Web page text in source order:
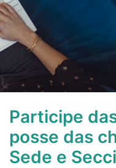
Participe
posse das
Sede e